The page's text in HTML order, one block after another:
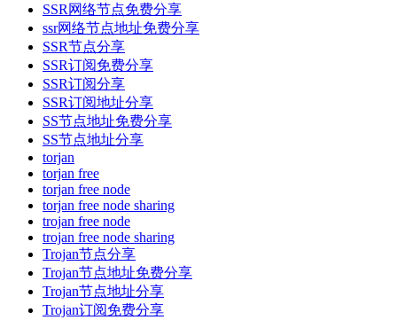
SSR网络节点免费分享
ssr网络节点地址免费分享
SSR节点分享
SSR订阅免费分享
SSR订阅分享
SSR订阅地址分享
SS节点地址免费分享
SS节点地址分享
torjan
torjan free
torjan free node
torjan free node sharing
trojan free node
trojan free node sharing
Trojan节点分享
Trojan节点地址免费分享
Trojan节点地址分享
Trojan订阅免费分享